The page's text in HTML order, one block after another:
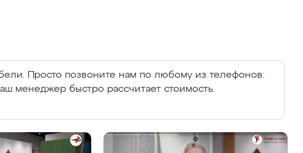
Просто позвоните нам по любому из телефонов:
менеджер быстро рассчитает стоимость.